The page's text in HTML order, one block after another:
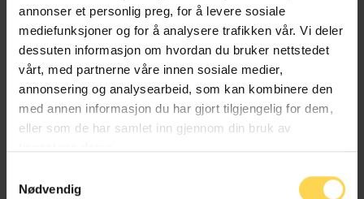
annonser et personlig preg, for å levere sosiale
mediefunksjoner og for å analysere trafikken vår. Vi deler
dessuten informasjon om hvordan du bruker nettstedet
vårt, med partnerne våre innen sosiale medier,
annonsering og analysearbeid, som kan kombinere den
med annen informasjon du har gjort tilgjengelig for dem,
eller som de har samlet inn gjennom din bruk av
Nødvendig
Bilansvarslova – bal
Erstatnings- og forsikringsrett
Transport og kommunikasjoner